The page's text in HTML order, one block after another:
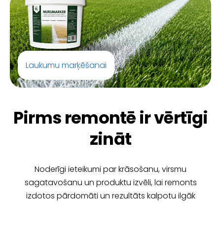
Laukumu marķēšanai
Pirms remontē ir vērtīgi
zināt
Noderīgi ieteikumi par krāsošanu, virsmu
sagatavošanu un produktu izvēli, lai remonts
izdotos pārdomāti un rezultāts kalpotu ilgāk